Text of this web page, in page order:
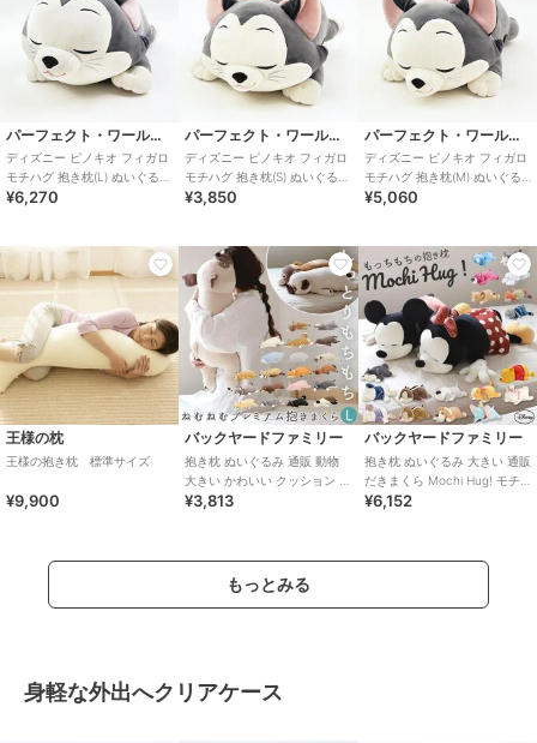
パーフェクト・ワールド・トーキョー
ディズニー ピノキオ フィガロ
モチハグ 抱き枕(L) ぬいぐるみ
Disney
¥6,270
パーフェクト・ワールド・トーキョー
ディズニー ピノキオ フィガロ
モチハグ 抱き枕(S) ぬいぐるみ
Disney
¥3,850
パーフェクト・ワールド・トーキョー
ディズニー ピノキオ フィガロ
モチハグ 抱き枕(M) ぬいぐる
み Disney
¥5,060
王様の枕
王様の抱き枕 標準サイズ
¥9,900
バックヤードファミリー
抱き枕 ぬいぐるみ 通販 動物
大きい かわいい クッション 子
供 マクラ キッズ 寝具 子供
¥3,813
バックヤードファミリー
抱き枕 ぬいぐるみ 大きい 通販
だきまくら Mochi Hug! モチ
ハグ Disney ディズニ
¥6,152
もっとみる
身軽な外出へクリアケース